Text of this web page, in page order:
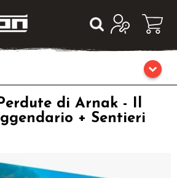
di Arnak - Il
+ Sentieri